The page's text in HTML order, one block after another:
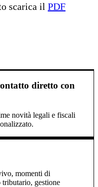
scarica il PDF
diretto con
novità legali e fiscali
momenti di
gestione